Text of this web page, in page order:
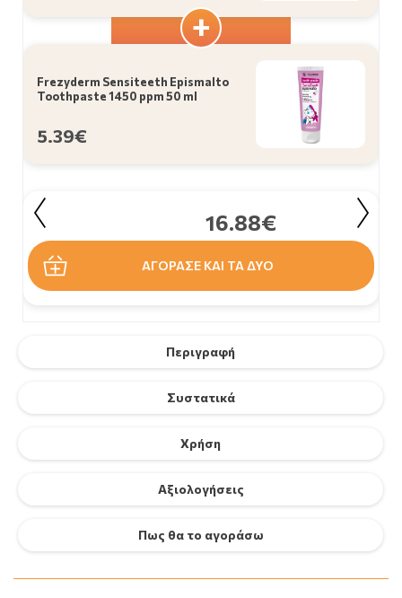
Περιγραφή
Συστατικά
Χρήση
Αξιολογήσεις
Πως θα το αγοράσω
Frezyderm Sensiteeth Epismalto
Toothpaste 1450 ppm 50 ml
5.39€
16.88€
ΑΓΟΡΑΣΕ ΚΑΙ ΤΑ ΔΥΟ